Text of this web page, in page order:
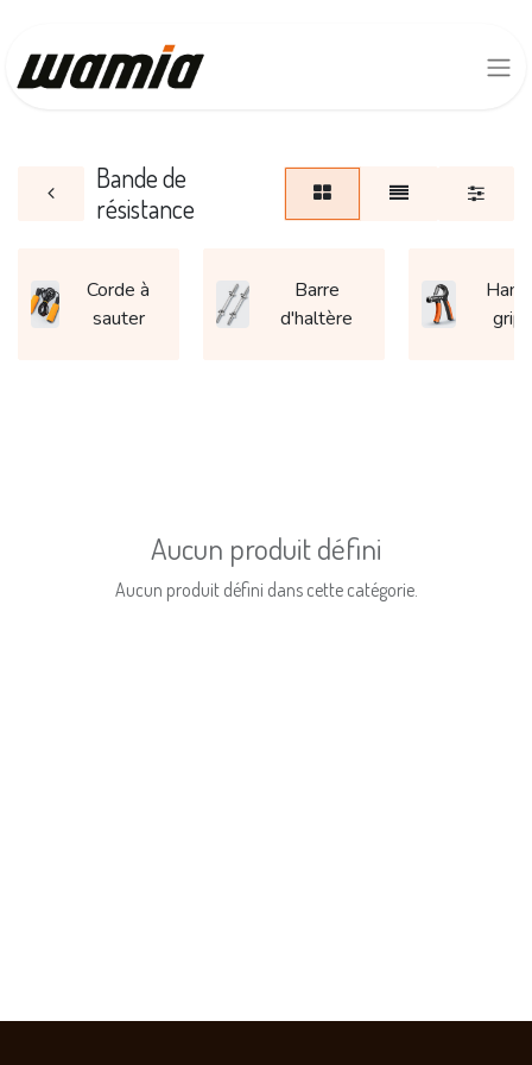
Bande de
résistance
Corde à
sauter
Barre
d'haltère
Hand
grip
Aucun produit défini
Aucun produit défini dans cette catégorie.